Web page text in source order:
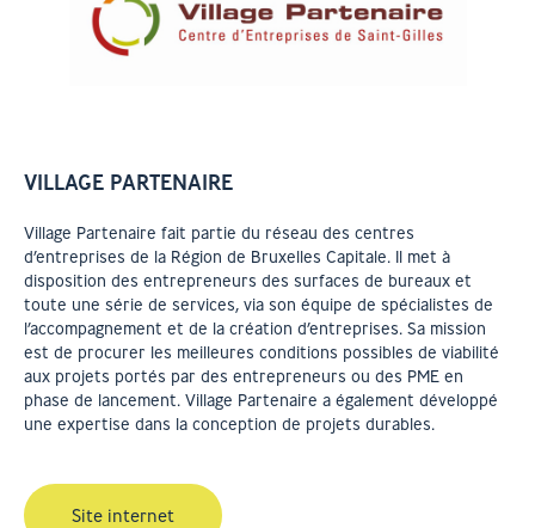
VILLAGE PARTENAIRE
Village Partenaire fait partie du réseau des centres
d’entreprises de la Région de Bruxelles Capitale. Il met à
disposition des entrepreneurs des surfaces de bureaux et
toute une série de services, via son équipe de spécialistes de
l’accompagnement et de la création d’entreprises. Sa mission
est de procurer les meilleures conditions possibles de viabilité
aux projets portés par des entrepreneurs ou des PME en
phase de lancement. Village Partenaire a également développé
une expertise dans la conception de projets durables.
Site internet